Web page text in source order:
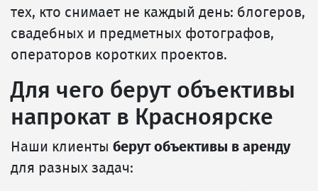
тех, кто снимает не каждый день: блогеров,
свадебных и предметных фотографов,
операторов коротких проектов.
Для чего берут объективы
напрокат в Красноярске
Наши клиенты берут объективы в аренду
для разных задач: